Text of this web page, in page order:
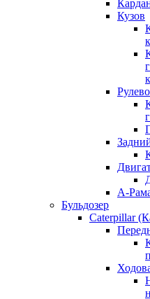
Кузов
А-
Бульдозер
Caterpillar